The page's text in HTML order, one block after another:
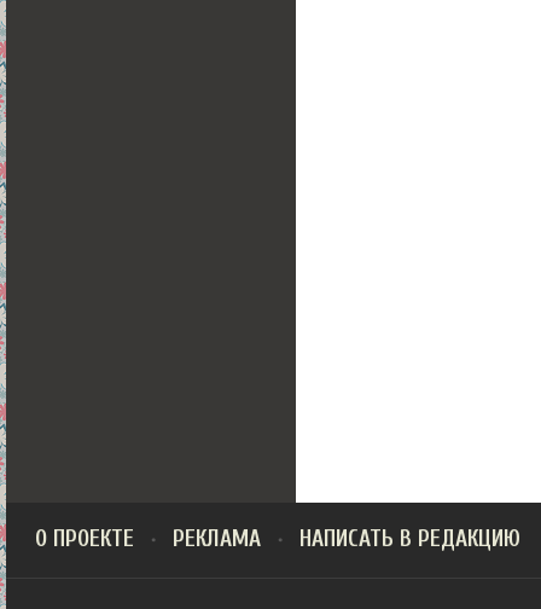
О ПРОЕКТЕ РЕКЛАМА НАПИСАТЬ В РЕДАКЦИЮ